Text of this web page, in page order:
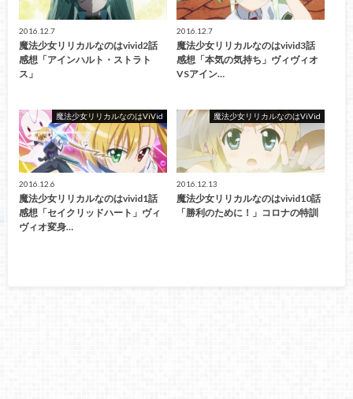
2016.12.7
魔法少女リリカルなのはvivid2話
感想「アインハルト・ストラト
ス」
2016.12.7
魔法少女リリカルなのはvivid3話
感想「本気の気持ち」ヴィヴィオ
VSアイン…
魔法少女リリカルなのはViVid
2016.12.6
魔法少女リリカルなのはvivid1話
感想「セイクリッドハート」ヴィ
ヴィオ変身…
魔法少女リリカルなのはViVid
2016.12.13
魔法少女リリカルなのはvivid10話
「勝利のために！」コロナの特訓